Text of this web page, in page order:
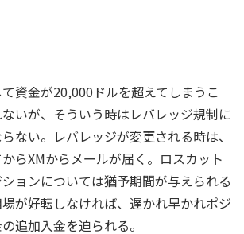
資金が20,000ドルを超えてしまうこ
いが、そういう時はレバレッジ規制に
ない。レバレッジが変更される時は、
らXMからメールが届く。ロスカット
ョンについては猶予期間が与えられる
が好転しなければ、遅かれ早かれポジ
追加入金を迫られる。